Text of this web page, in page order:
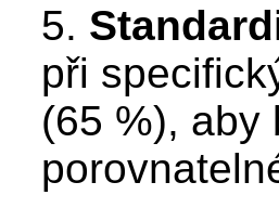
5.
při
(65 %), aby